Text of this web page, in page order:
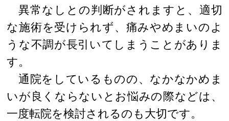
異常なしとの判断がされますと、適切
な施術を受けられず、痛みやめまいのよ
うな不調が長引いてしまうことがありま
す。
通院をしているものの、なかなかめま
いが良くならないとお悩みの際などは、
一度転院を検討されるのも大切です。